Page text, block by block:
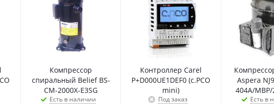
Компрессор
спиральный Belief BS-
CM-2000X-E3SG
Есть в наличии
Контроллер Carel
P+D000UE1DEF0 (c.PCO
mini)
Под заказ
Aspera
404A/
Есть в